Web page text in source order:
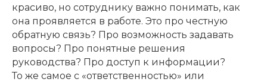
красиво, но сотруднику важно понимать, как
она проявляется в работе. Это про честную
обратную связь? Про возможность задавать
вопросы? Про понятные решения
руководства? Про доступ к информации?
То же самое с «ответственностью» или